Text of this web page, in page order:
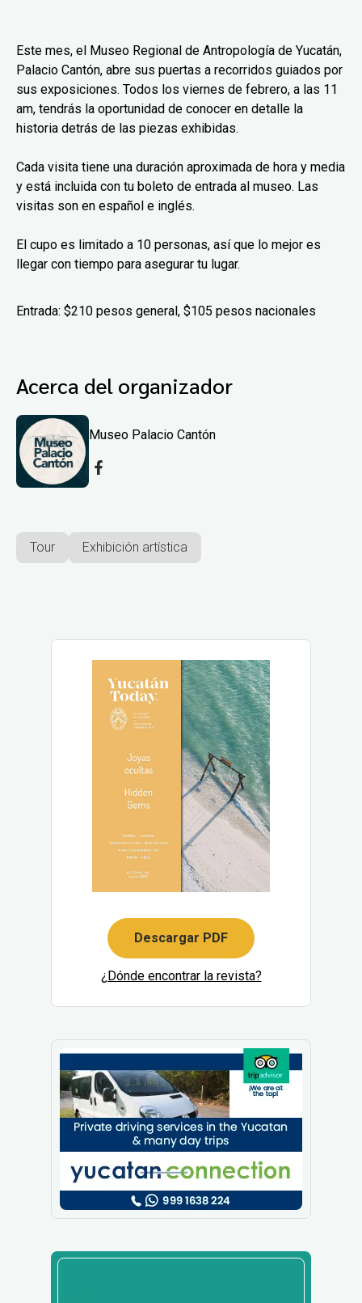
Este mes, el Museo Regional de Antropología de Yucatán,
Palacio Cantón, abre sus puertas a recorridos guiados por
sus exposiciones. Todos los viernes de febrero, a las 11
am, tendrás la oportunidad de conocer en detalle la
historia detrás de las piezas exhibidas.
Cada visita tiene una duración aproximada de hora y media
y está incluida con tu boleto de entrada al museo. Las
visitas son en español e inglés.
El cupo es limitado a 10 personas, así que lo mejor es
llegar con tiempo para asegurar tu lugar.
Entrada: $210 pesos general, $105 pesos nacionales
Acerca del organizador
Museo Palacio Cantón
Tour Exhibición artística
Descargar PDF
¿Dónde encontrar la revista?